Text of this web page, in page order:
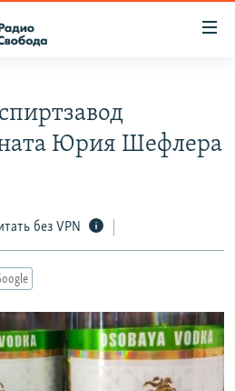
Юрия Шефлера
без VPN